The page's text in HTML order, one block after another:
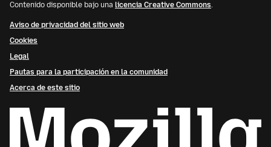
Contenido disponible bajo una licencia Creative Commons.
Aviso de privacidad del sitio web
Cookies
Legal
Pautas para la participación en la comunidad
Acerca de este sitio